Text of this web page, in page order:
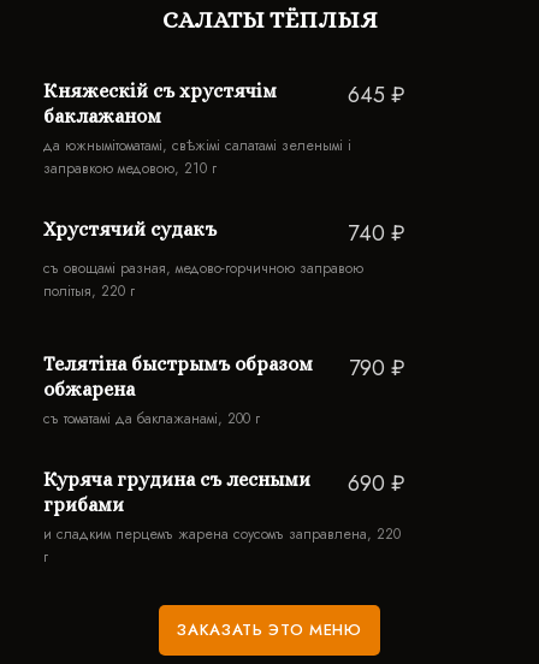
САЛАТЫ ТЁПЛЫЯ
Княжескiй съ хрустячiм
баклажаном
645 ₽
да южнымiтоматамi, свѣжiмi салатамi зеленымi i
заправкою медовою, 210 г
Хрустячий судакъ 740 ₽
съ овощамi разная, медово-горчичною заправою
полiтыя, 220 г
Телятiна быстрымъ образом
обжарена
790 ₽
съ томатамi да баклажанамi, 200 г
Куряча грудина съ лесными
грибами
690 ₽
и сладким перцемъ жарена соусомъ заправлена, 220
г
ЗАКАЗАТЬ ЭТО МЕНЮ